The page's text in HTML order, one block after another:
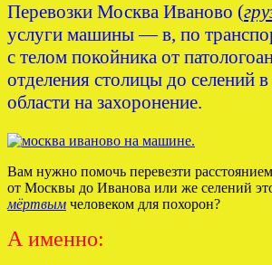
Перевозки Москва Иваново (
услуги машины — в, по
с телом покойника от
отделения столицы до селений
области на захоронение.
Вам нужно помочь перевезти
от Москвы до Иванова или же селений
мёртвым человеком для похорон?
А именно: